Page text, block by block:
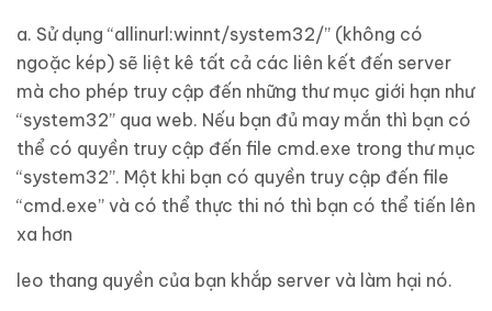
a. Sử dụng “allinurl:winnt/system32/” (không có
ngoặc kép) sẽ liệt kê tất cả các liên kết đến server
mà cho phép truy cập đến những thư mục giới hạn như
“system32” qua web. Nếu bạn đủ may mắn thì bạn có
thể có quyền truy cập đến file cmd.exe trong thư mục
“system32”. Một khi bạn có quyền truy cập đến file
“cmd.exe” và có thể thực thi nó thì bạn có thể tiến lên
xa hơn
leo thang quyền của bạn khắp server và làm hại nó.